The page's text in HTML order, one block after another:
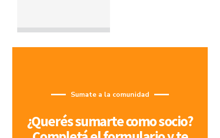
Sumate a la comunidad
¿Querés sumarte como socio?